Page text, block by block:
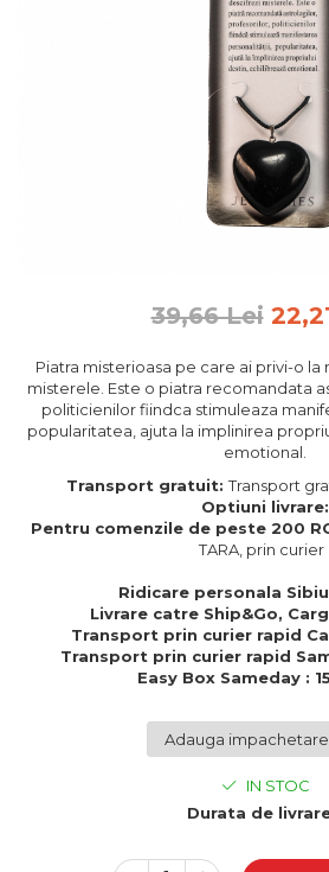
Tablouri personalizate
Rame foto din lemn
Aromaterapie
Papioane din lemn
Decoratiuni pentru casa
Genti si portofele barbati din
Produse personalizate pentru
nunti si botezuri
Martisoare
Cadouri personalizate pentru
Cadouri pentru profesori
39,66 Lei
Piatra misterioasa pe care ai privi-o la
misterele. Este o piatra recomandata
politicienilor fiindca stimuleaza
popularitatea, ajuta la implinirea
emotional.
Transport gratuit:Transport
Optiuni livrare:
Pentru comenzile de peste 200
TARA, prin curier
Ridicare personala Sibiu
Livrare catre Ship&Go,
Transport prin curier rapid
Transport prin curier rapid
Easy Box Sameday :
IN STOC
Durata de